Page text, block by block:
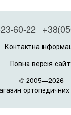
60-22
Контактна
Повна версія
© 2005—2026